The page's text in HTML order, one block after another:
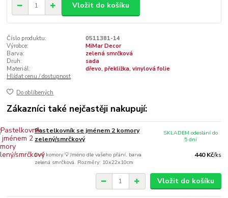
Vložit do košíku
Číslo produktu:
0511381-14
Výrobce:
MiMar Decor
Barva:
zelená smrčková
Druh:
sada
Materiál:
dřevo, překližka, vinylová folie
Hlídat cenu / dostupnost
Do oblíbených
Zákazníci také nejčastěji nakupují:
Pastelkovník se jménem 2 komory
zelený/smrčkový
Dvě komory.💡Jméno dle vašeho přání, barva
zelená smrčková. Rozměry: 10x22x10cm
440 Kč/ks
SKLADEM odeslání do
5 dní
Vložit do košíku